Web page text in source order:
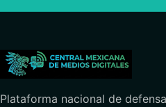
Plataforma nacional de